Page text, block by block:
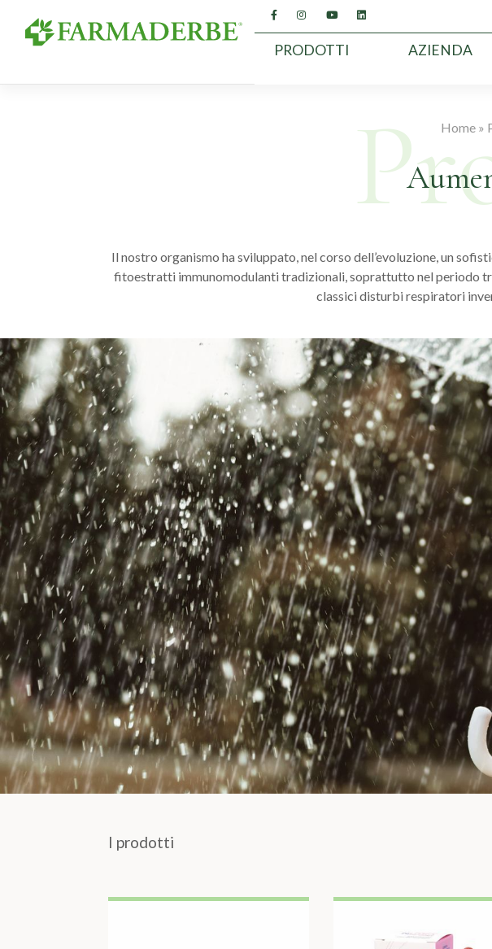
contenuto
PRODOTTI AZIENDA
Home »
Il nostro organismo ha sviluppato, nel corso dell’evoluzione, un
fitoestratti immunomodulanti tradizionali, soprattutto nel periodo
classici disturbi respiratori
I prodotti